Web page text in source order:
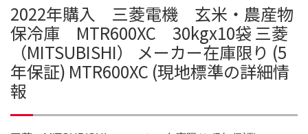
2022年購入 三菱電機 玄米・農産物
保冷庫 MTR600XC 30kgx10袋 三菱
（MITSUBISHI） メーカー在庫限り (5
年保証) MTR600XC (現地標準の詳細情
報